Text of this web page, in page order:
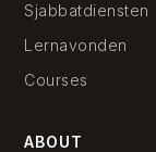
Sjabbatdiensten
Lernavonden
Courses
ABOUT